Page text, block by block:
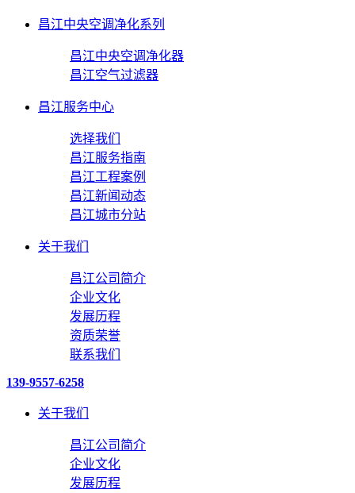
昌江中央空调净化系列
昌江中央空调净化器
昌江空气过滤器
昌江服务中心
选择我们
昌江服务指南
昌江工程案例
昌江新闻动态
昌江城市分站
关于我们
昌江公司简介
企业文化
发展历程
资质荣誉
联系我们
139-9557-6258
关于我们
昌江公司简介
企业文化
发展历程